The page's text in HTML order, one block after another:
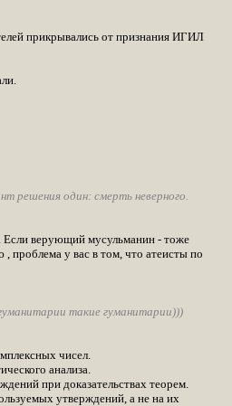
прикрывались от признания ИГИЛ
решения один: смерть неверного.
Если верующий мусульманин - тоже
у вас в том, что атеисты по
такие гуманитарии)))
чисел.
анализа.
при доказательствах теорем.
утверждений, а не на их